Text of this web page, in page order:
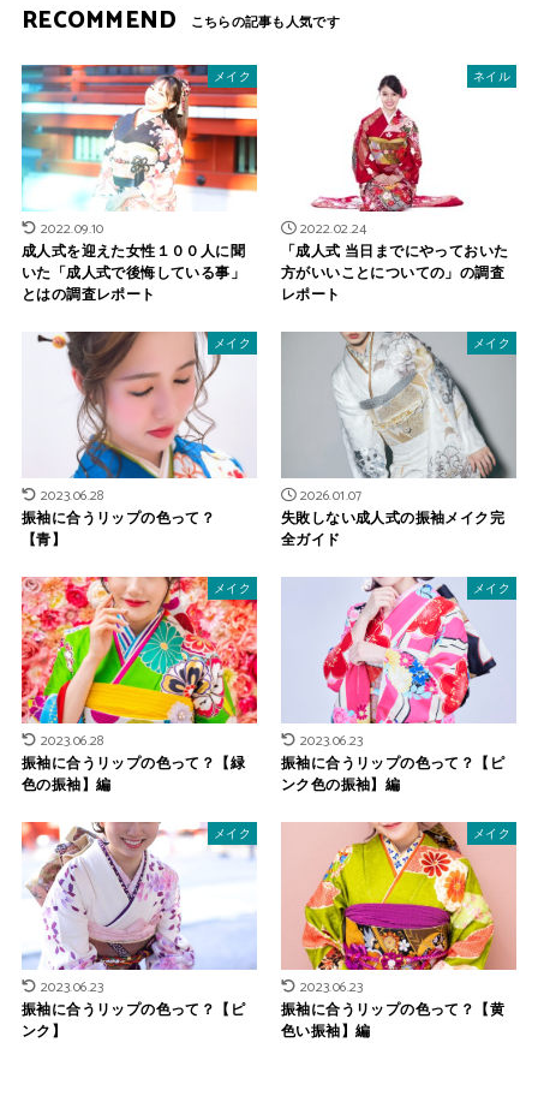
RECOMMEND
メイク
2022.09.10
成人式を迎えた女性１００人に聞
いた「成人式で後悔している事」
とはの調査レポート
ネイル
2022.02.24
「成人式 当日までにやっておいた
方がいいことについての」の調査
レポート
メイク
2023.06.28
振袖に合うリップの色って？
【青】
メイク
2026.01.07
失敗しない成人式の振袖メイク完
全ガイド
メイク
2023.06.28
振袖に合うリップの色って？【緑
色の振袖】編
メイク
2023.06.23
振袖に合うリップの色って？【ピ
ンク色の振袖】編
メイク
2023.06.23
振袖に合うリップの色って？【ピ
ンク】
メイク
2023.06.23
振袖に合うリップの色って？【黄
色い振袖】編